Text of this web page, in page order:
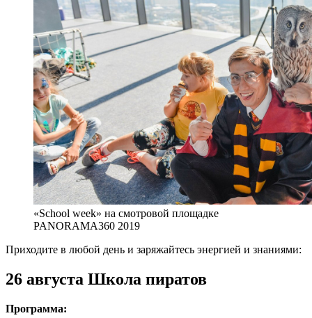
«School week» на смотровой площадке
PANORAMA360 2019
Приходите в любой день и заряжайтесь энергией и знаниями:
26 августа Школа пиратов
Программа: